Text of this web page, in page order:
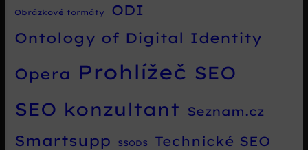
Obrázkové formáty ODI
Ontology of Digital Identity
Opera Prohlížeč SEO
SEO konzultant Seznam.cz
Smartsupp SSODS Technické SEO